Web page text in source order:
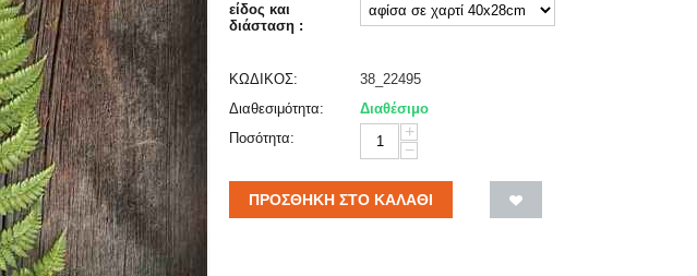
είδος και
διάσταση :
ΚΩΔΙΚΟΣ:
38_22495
Διαθεσιμότητα:
Διαθέσιμο
Ποσότητα:
+
−
ΠΡΟΣΘΉΚΗ ΣΤΟ ΚΑΛΆΘΙ